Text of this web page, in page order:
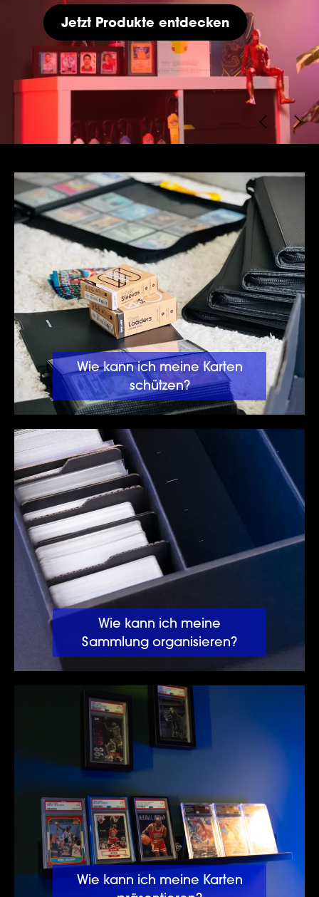
Shop Card Storage
Wie kann ich meine Karten schützen?
Wie kann ich meine Karten
schützen?
Wie kann ich meine Sammlung organisieren?
Wie kann ich meine
Sammlung organisieren?
Wie kann ich meine Karten präsentieren?
Wie kann ich meine Karten